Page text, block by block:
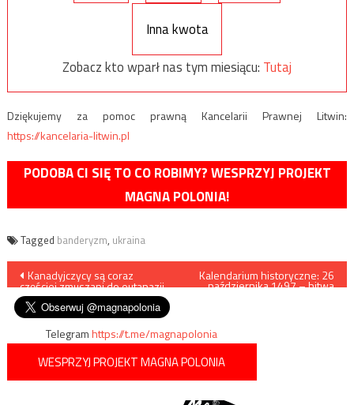
Inna kwota
Zobacz kto wparł nas tym miesiącu: Tutaj
Dziękujemy za pomoc prawną Kancelarii Prawnej Litwin:
https://kancelaria-litwin.pl
PODOBA CI SIĘ TO CO ROBIMY? WESPRZYJ PROJEKT
MAGNA POLONIA!
Tagged banderyzm, ukraina
Nawigacja
wpisu
Kanadyjczycy są coraz
częściej zmuszani do eutanazji
Kalendarium historyczne: 26
października 1497 – bitwa
Telegramhttps://t.me/magnapolonia
WESPRZYJ PROJEKT MAGNA POLONIA